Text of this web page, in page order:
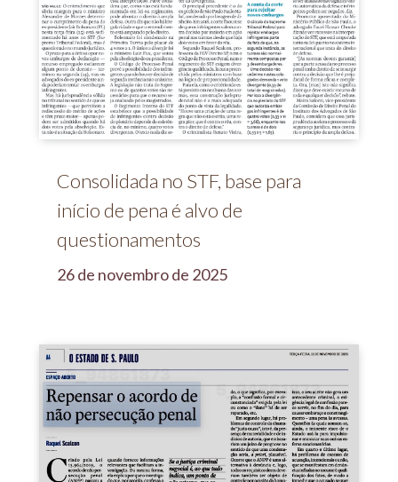
Consolidada no STF, base para
início de pena é alvo de
questionamentos
26 de novembro de 2025